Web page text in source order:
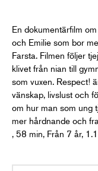
En dokumentärfilm
och Emilie som bor
Farsta. Filmen följer
klivet från nian till
som vuxen. Respect!
vänskap, livslust och
om hur man som ung
mer hårdnande och
, 58 min, Från 7 år,